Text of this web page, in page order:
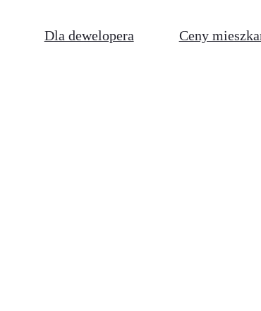
Dla dewelopera Ceny